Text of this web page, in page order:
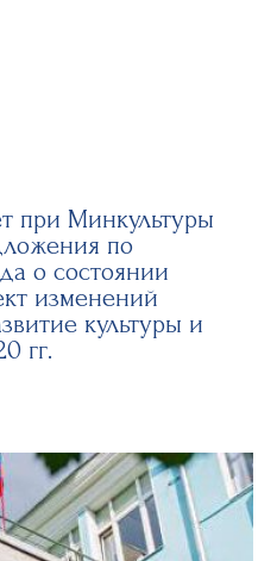
при Минкультуры
по
о состоянии
изменений
культуры и
гг.